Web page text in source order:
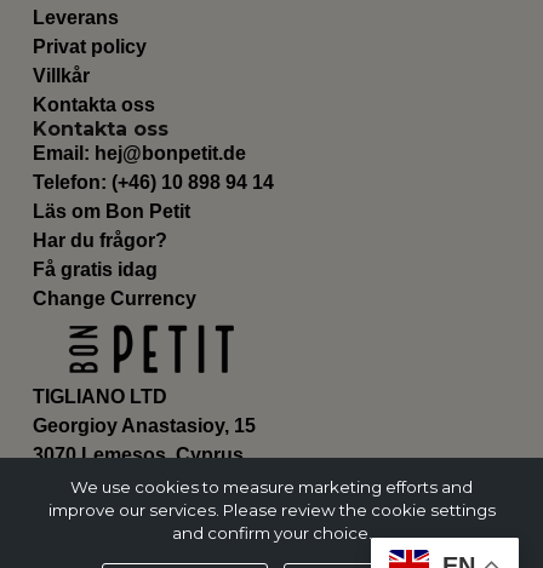
TIGLIANO LTD
Georgioy Anastasioy, 15
3070 Lemesos, Cyprus
ΗΕ 430179
Leverans
Privat policy
Villkår
Kontakta oss
Kontakta oss
Email: hej@bonpetit.de
Telefon: (+46) 10 898 94 14
Läs om Bon Petit
Har du frågor?
Få gratis idag
Change Currency
We use cookies to measure marketing efforts and
improve our services. Please review the cookie settings
and confirm your choice.